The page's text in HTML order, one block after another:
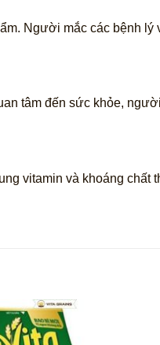
Người mắc các bệnh
tâm đến sức khỏe,
vitamin và khoáng chất